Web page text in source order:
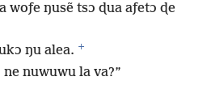
woƒe ŋusẽ tsɔ ɖua aƒetɔ ɖe
ŋu alea. +
nuwuwu la va?”